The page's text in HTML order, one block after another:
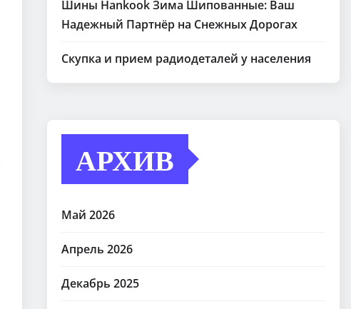
Шины Hankook Зима Шипованные: Ваш
Надежный Партнёр на Снежных Дорогах
Скупка и прием радиодеталей у населения
АРХИВ
Май 2026
Апрель 2026
Декабрь 2025